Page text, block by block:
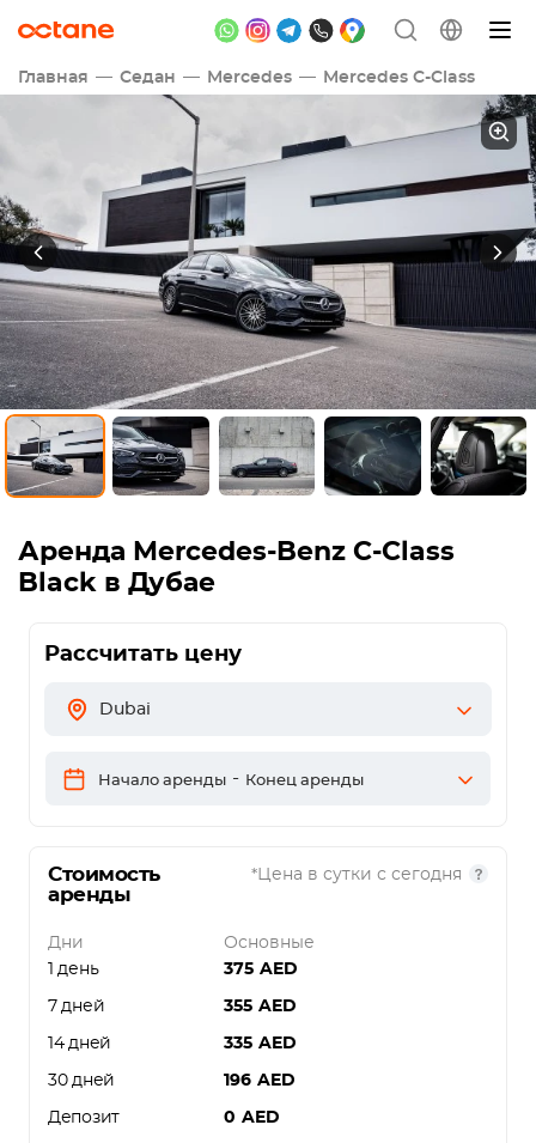
Главная Седан Mercedes Mercedes C-Class
Аренда Mercedes-Benz C-Class
Black в Дубае
Рассчитать цену
Dubai
Начало аренды - Конец аренды
Стоимость
аренды
*Цена в сутки с сегодня
Дни
Основные
1 день
375 AED
7 дней 355 AED
14 дней 335 AED
30 дней 196 AED
Депозит 0 AED